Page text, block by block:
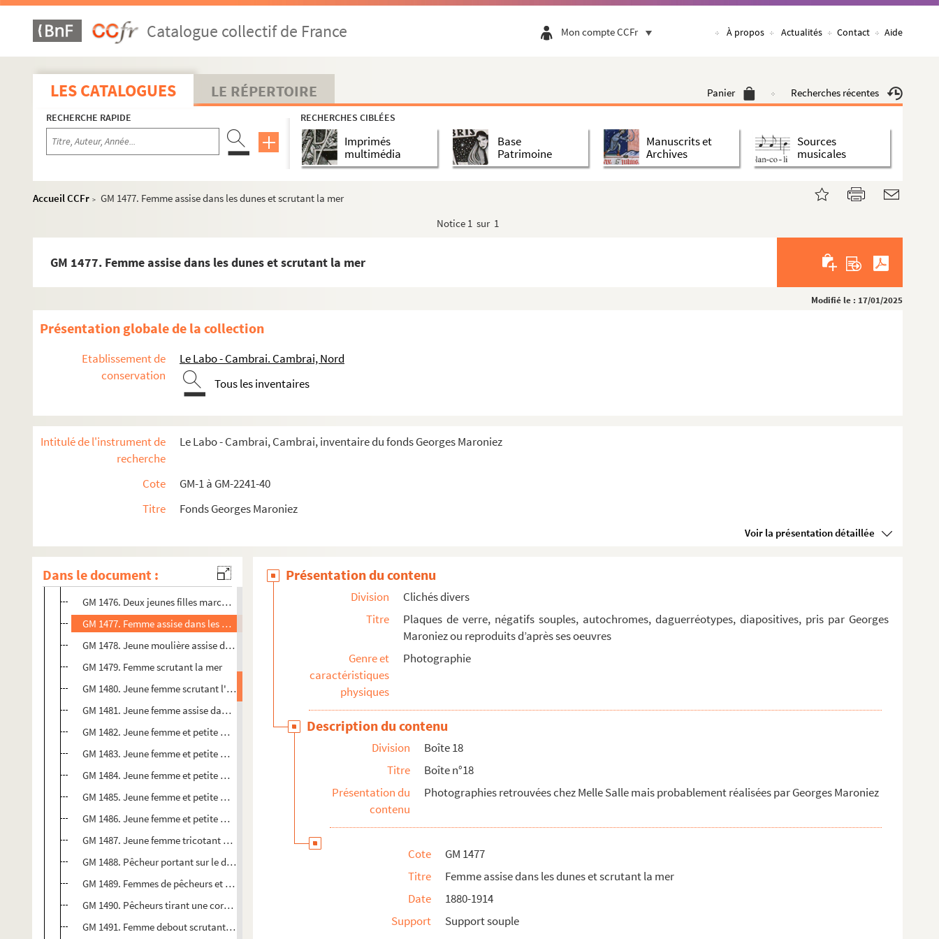
Catalogue collectif de France Mon compte CCFr À propos Actualités Contact Aide
LES CATALOGUES LE RÉPERTOIRE Panier Recherches récentes
RECHERCHE RAPIDE RECHERCHES CIBLÉES
Imprimés
multimédia
Base
Patrimoine
Manuscrits et
Archives
Sources
musicales
Accueil CCFr > GM 1477. Femme assise dans les dunes et scrutant la mer
Notice 1 sur 1
GM 1477. Femme assise dans les dunes et scrutant la mer
Modifié le : 17/01/2025
Présentation globale de la collection
Etablissement de
conservation
Le Labo - Cambrai. Cambrai, Nord
Tous les inventaires
Intitulé de l'instrument de
recherche
Le Labo - Cambrai, Cambrai, inventaire du fonds Georges Maroniez
Cote
GM-1 à GM-2241-40
Titre
Fonds Georges Maroniez
Voir la présentation détaillée
Dans le document :
GM 1450. Bateau « Sainte-Marie-mère-de-Dieu à Graveline»
GM 1451. Embouchure de Gravelines (Grand-Fort-Philippe ): pêcheurs discutant sur le sable. A l'arrière plan :...
GM 1452. Embouchure de Gravelines (Grand-Fort-Philippe). Pêcheurs tirant un bateau « à la queue leu leu » sur...
GM 1453. Petit-fort-philippe : pêcheur rangeant des cordes sur la digue
GM 1454. Pêcheurs sur une digue regardant les bateaux
GM 1455. Bateau en bord de mer « St-Valéry Sur Somme » et pêcheurs sur la plage
GM 1456. Pêcheurs et bateaux dans le chenal de Grand et Petit-Fort-Philippe
GM 1460. Bateaux amarrés à la digue de Grand-Fort-Philippe. A droite, jeune fille
GM 1463. Petits pêcheurs dans une barque et pêcheurs assis sur la digue. A l'arrière plan : Grand-Fort-Philip...
GM 1465. Pêcheurs à la tombée du jour dans une rue de Petit-Fort-Philippe
GM 1466. Pêcheurs assis au bord de la digue de Petit-Fort-Philippe
GM 1468. Petit groupe dont femme avec enfants regardant les bateaux (digue de Petit-Fort-Philippe)
GM 1469. Hommes de dos assis sur des mâts de bateaux. Au second plan : bateaux dans le chenal séparant Petit-...
GM 1472. Jeune moulière dans les dunes scrutant l'horizon à la tombée du jour
GM 1474. Fillettes assises sur la digue de Petit-Fort-Philippe et regardant les enfants se baigner dans le ch...
GM 1475. Bateau de St-Valéry-sur-Somme au bord d'une plage de galets
GM 1476. Deux jeunes filles marchant sur la jetée
GM 1477. Femme assise dans les dunes et scrutant la mer
GM 1478. Jeune moulière assise dans les dunes et scrutant la mer
GM 1479. Femme scrutant la mer
GM 1480. Jeune femme scrutant l'horizon, un ouvrage à la main
GM 1481. Jeune femme assise dans une lande, un ouvrage à la main et scrutant l'horizon
GM 1482. Jeune femme et petite moulière posant dans une lande
GM 1483. Jeune femme et petite moulière assises dans une lande
GM 1484. Jeune femme et petite moulière dans une lande
GM 1485. Jeune femme et petite moulière dans une lande
GM 1486. Jeune femme et petite moulière dans une lande dont l'une d'elle tricotte.
GM 1487. Jeune femme tricotant au milieu de la végétation
GM 1488. Pêcheur portant sur le dos un panier à moules
GM 1489. Femmes de pêcheurs et enfants au bord de la digue séparant Petit-Fort de Grand-Fort-Philippe
GM 1490. Pêcheurs tirant une corde sur la digue entre Petit et Grand-Fort-Philippe
GM 1491. Femme debout scrutant la mer
Présentation du contenu
Division
Clichés divers
Titre
Plaques de verre, négatifs souples, autochromes, daguerréotypes, diapositives, pris par Georges
Maroniez ou reproduits d’après ses oeuvres
Genre et
caractéristiques
physiques
Photographie
Description du contenu
Division
Boîte 18
Titre
Boîte n°18
Présentation du
contenu
Photographies retrouvées chez Melle Salle mais probablement réalisées par Georges Maroniez
Cote
GM 1477
Titre
Femme assise dans les dunes et scrutant la mer
Date
1880-1914
Support
Support souple